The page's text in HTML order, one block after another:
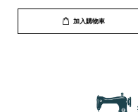
加入購物車